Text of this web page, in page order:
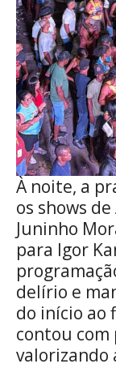
À noite, a
os shows
Juninho
para Igor
delírio e
do início ao
contou com
valorizando